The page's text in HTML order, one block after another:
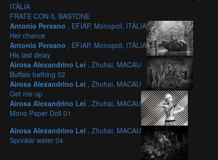
ITÀLIA
FRATE CON IL BASTONE
Antonio Persano , EFIAP, Monopoli, ITÀLIA
Her chance
Antonio Persano , EFIAP, Monopoli, ITÀLIA
His last delay
Airosa Alexandrino Lei , Zhuhai, MACAU
Buffalo bathing 02
Airosa Alexandrino Lei , Zhuhai, MACAU
Get me up
Airosa Alexandrino Lei , Zhuhai, MACAU
Mono Paper Doll 01
Airosa Alexandrino Lei , Zhuhai, MACAU
Sprinkle water 04